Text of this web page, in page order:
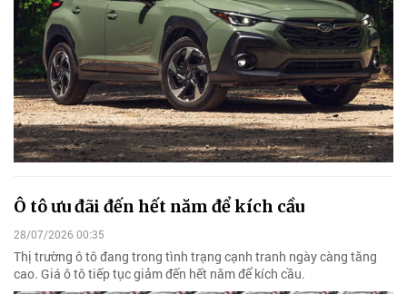
Ô tô ưu đãi đến hết năm để kích cầu
28/07/2026 00:35
Thị trường ô tô đang trong tình trạng cạnh tranh ngày càng tăng
cao. Giá ô tô tiếp tục giảm đến hết năm để kích cầu.